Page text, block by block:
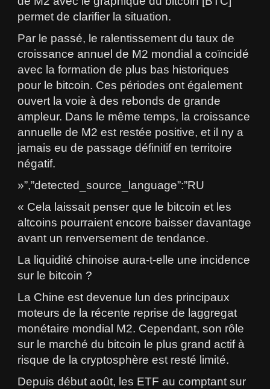
permet de clarifier la situation.
Par le passé, le ralentissement du taux de
croissance annuel de M2 mondial a coïncidé
avec la formation de plus bas historiques
pour le bitcoin. Ces périodes ont également
ouvert la voie à des rebonds de grande
ampleur. Dans le même temps, la croissance
annuelle de M2 est restée positive, et il ny a
jamais eu de passage définitif en territoire
négatif.
»”,”detected_source_language”:”RU
« Cela laissait penser que le bitcoin et les
altcoins pourraient encore baisser davantage
avant un renversement de tendance.
La liquidité chinoise aura-t-elle une incidence
sur le bitcoin ?
La Chine est devenue lun des principaux
moteurs de la récente reprise de laggregat
monétaire mondial M2. Cependant, son rôle
sur le marché du bitcoin le plus grand actif à
risque de la cryptosphère est resté limité.
Depuis début août, les ETF au comptant sur